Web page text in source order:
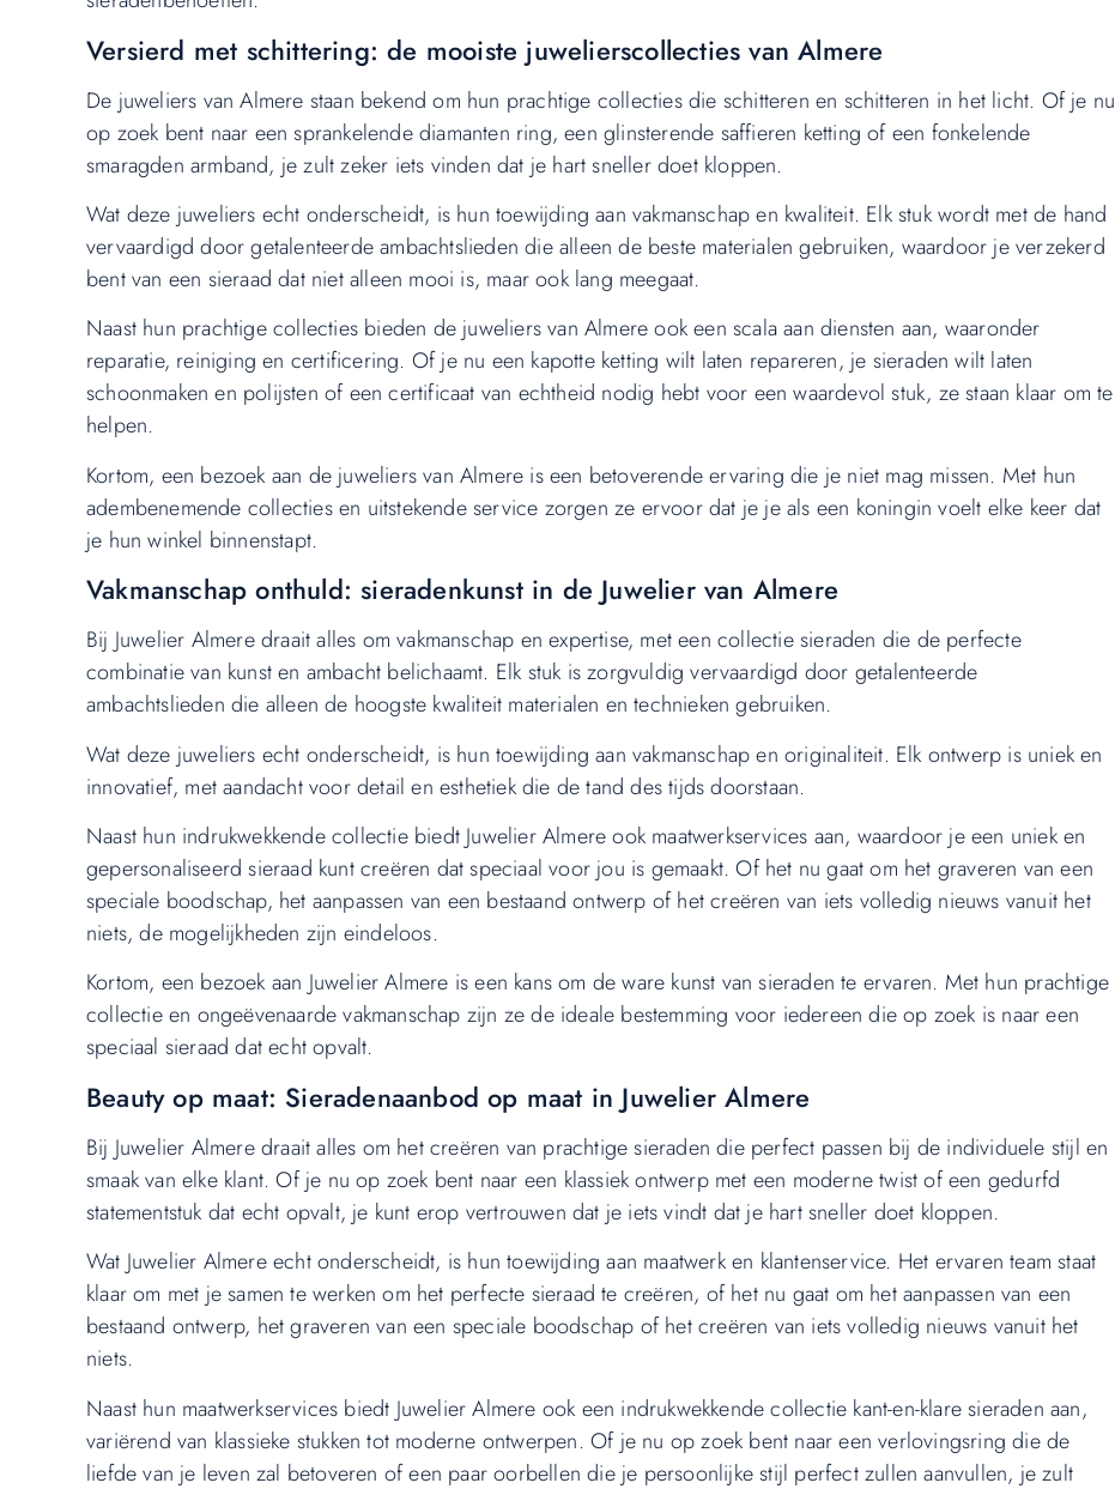
Versierd met schittering: de mooiste juwelierscollecties van Almere
De juweliers van Almere staan bekend om hun prachtige collecties die schitteren en schitteren in het licht. Of je nu
op zoek bent naar een sprankelende diamanten ring, een glinsterende saffieren ketting of een fonkelende
smaragden armband, je zult zeker iets vinden dat je hart sneller doet kloppen.
Wat deze juweliers echt onderscheidt, is hun toewijding aan vakmanschap en kwaliteit. Elk stuk wordt met de hand
vervaardigd door getalenteerde ambachtslieden die alleen de beste materialen gebruiken, waardoor je verzekerd
bent van een sieraad dat niet alleen mooi is, maar ook lang meegaat.
Naast hun prachtige collecties bieden de juweliers van Almere ook een scala aan diensten aan, waaronder
reparatie, reiniging en certificering. Of je nu een kapotte ketting wilt laten repareren, je sieraden wilt laten
schoonmaken en polijsten of een certificaat van echtheid nodig hebt voor een waardevol stuk, ze staan klaar om te
helpen.
Kortom, een bezoek aan de juweliers van Almere is een betoverende ervaring die je niet mag missen. Met hun
adembenemende collecties en uitstekende service zorgen ze ervoor dat je je als een koningin voelt elke keer dat
je hun winkel binnenstapt.
Vakmanschap onthuld: sieradenkunst in de Juwelier van Almere
Bij Juwelier Almere draait alles om vakmanschap en expertise, met een collectie sieraden die de perfecte
combinatie van kunst en ambacht belichaamt. Elk stuk is zorgvuldig vervaardigd door getalenteerde
ambachtslieden die alleen de hoogste kwaliteit materialen en technieken gebruiken.
Wat deze juweliers echt onderscheidt, is hun toewijding aan vakmanschap en originaliteit. Elk ontwerp is uniek en
innovatief, met aandacht voor detail en esthetiek die de tand des tijds doorstaan.
Naast hun indrukwekkende collectie biedt Juwelier Almere ook maatwerkservices aan, waardoor je een uniek en
gepersonaliseerd sieraad kunt creëren dat speciaal voor jou is gemaakt. Of het nu gaat om het graveren van een
speciale boodschap, het aanpassen van een bestaand ontwerp of het creëren van iets volledig nieuws vanuit het
niets, de mogelijkheden zijn eindeloos.
Kortom, een bezoek aan Juwelier Almere is een kans om de ware kunst van sieraden te ervaren. Met hun prachtige
collectie en ongeëvenaarde vakmanschap zijn ze de ideale bestemming voor iedereen die op zoek is naar een
speciaal sieraad dat echt opvalt.
Beauty op maat: Sieradenaanbod op maat in Juwelier Almere
Bij Juwelier Almere draait alles om het creëren van prachtige sieraden die perfect passen bij de individuele stijl en
smaak van elke klant. Of je nu op zoek bent naar een klassiek ontwerp met een moderne twist of een gedurfd
statementstuk dat echt opvalt, je kunt erop vertrouwen dat je iets vindt dat je hart sneller doet kloppen.
Wat Juwelier Almere echt onderscheidt, is hun toewijding aan maatwerk en klantenservice. Het ervaren team staat
klaar om met je samen te werken om het perfecte sieraad te creëren, of het nu gaat om het aanpassen van een
bestaand ontwerp, het graveren van een speciale boodschap of het creëren van iets volledig nieuws vanuit het
niets.
Naast hun maatwerkservices biedt Juwelier Almere ook een indrukwekkende collectie kant-en-klare sieraden aan,
variërend van klassieke stukken tot moderne ontwerpen. Of je nu op zoek bent naar een verlovingsring die de
liefde van je leven zal betoveren of een paar oorbellen die je persoonlijke stijl perfect zullen aanvullen, je zult